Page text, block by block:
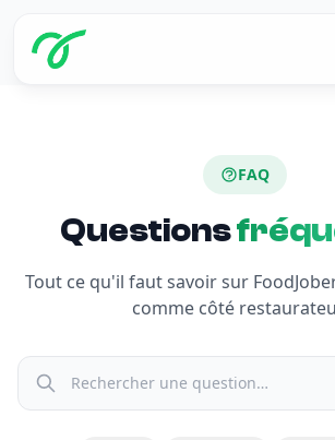
FAQ
Questions
Tout ce qu'il faut savoir sur
comme côté